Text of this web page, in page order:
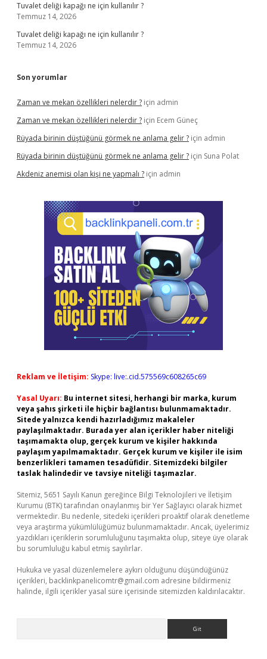
Tuvalet deliği kapağı ne için kullanılır ?
Temmuz 14, 2026
Tuvalet deliği kapağı ne için kullanılır ?
Temmuz 14, 2026
Son yorumlar
Zaman ve mekan özellikleri nelerdir ? için admin
Zaman ve mekan özellikleri nelerdir ? için Ecem Güneç
Rüyada birinin düştüğünü görmek ne anlama gelir ? için admin
Rüyada birinin düştüğünü görmek ne anlama gelir ? için Suna Polat
Akdeniz anemisi olan kişi ne yapmalı ? için admin
Reklam ve İletişim: Skype: live:.cid.575569c608265c69
Yasal Uyarı: Bu internet sitesi, herhangi bir marka, kurum
veya şahıs şirketi ile hiçbir bağlantısı bulunmamaktadır.
Sitede yalnızca kendi hazırladığımız makaleler
paylaşılmaktadır. Burada yer alan içerikler haber niteliği
taşımamakta olup, gerçek kurum ve kişiler hakkında
paylaşım yapılmamaktadır. Gerçek kurum ve kişiler ile isim
benzerlikleri tamamen tesadüfidir. Sitemizdeki bilgiler
taslak halindedir ve tavsiye niteliği taşımazlar.
Sitemiz, 5651 Sayılı Kanun gereğince Bilgi Teknolojileri ve İletişim
Kurumu (BTK) tarafından onaylanmış bir Yer Sağlayıcı olarak hizmet
vermektedir. Bu nedenle, sitedeki içerikleri proaktif olarak denetleme
veya araştırma yükümlülüğümüz bulunmamaktadır. Ancak, üyelerimiz
yazdıkları içeriklerin sorumluluğunu taşımakta olup, siteye üye olarak
bu sorumluluğu kabul etmiş sayılırlar.
Hukuka ve yasal düzenlemelere aykırı olduğunu düşündüğünüz
içerikleri, backlinkpanelicomtr@gmail.com adresine bildirmeniz
halinde, ilgili içerikler yasal süre içerisinde sitemizden kaldırılacaktır.